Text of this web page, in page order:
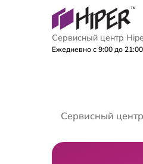
Сервисный центр
Ежедневно с 9:00 до 21:00
Сервисный